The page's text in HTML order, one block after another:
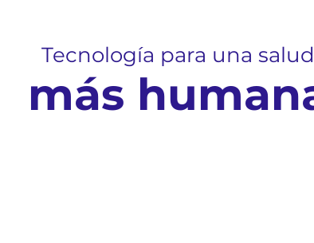
Tecnología para una salud
más